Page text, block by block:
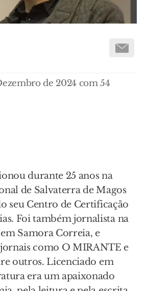
de 2024 com 54
durante 25 anos na
de Salvaterra de Magos
seu Centro de Certificação
Foi também jornalista na
Samora Correia, e
como O MIRANTE e
outros. Licenciado em
era um apaixonado